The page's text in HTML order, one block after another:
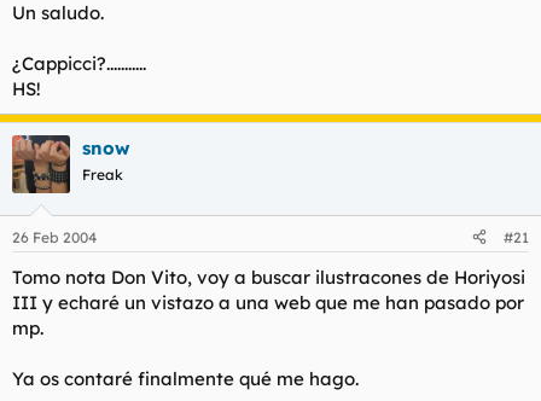
Un saludo.
¿Cappicci?...........
HS!
snow
Freak
26 Feb 2004 #21
Tomo nota Don Vito, voy a buscar ilustracones de Horiyosi
III y echaré un vistazo a una web que me han pasado por
mp.
Ya os contaré finalmente qué me hago.